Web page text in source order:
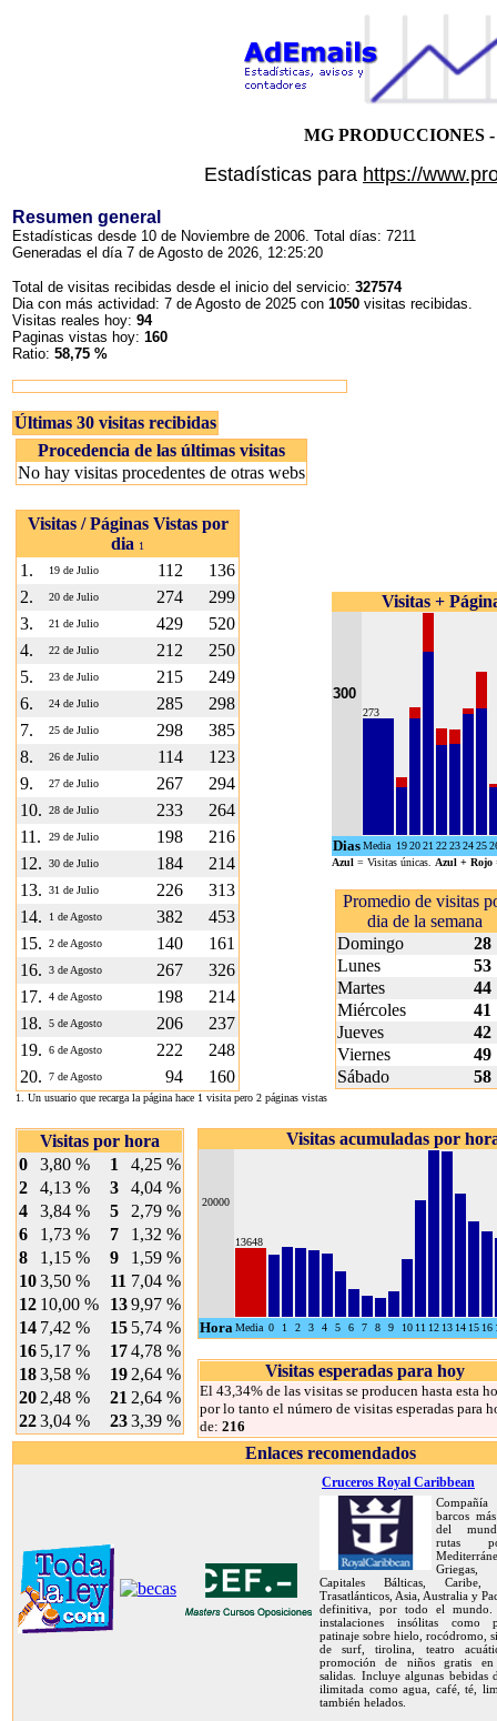
MG PRODUCCIONES
Estadísticas para https://
Resumen general
Estadísticas desde 10 de Noviembre de 2006. Total días: 7211
Generadas el día 7 de Agosto de 2026, 12:25:20
Total de visitas recibidas desde el inicio del servicio: 327574
Dia con más actividad: 7 de Agosto de 2025 con 1050 visitas recibidas.
Visitas reales hoy: 94
Paginas vistas hoy: 160
Ratio: 58,75 %
Últimas 30 visitas recibidas
Procedencia de las últimas visitas
No hay visitas procedentes de otras webs
Visitas / Páginas Vistas por
dia 1
1. 19 de Julio 112
136
2.
20 de Julio 274
299
3.
21 de Julio 429
520
4.
22 de Julio 212
250
5.
23 de Julio 215
249
6.
24 de Julio 285
298
7.
25 de Julio 298
385
8.
26 de Julio 114
123
9.
27 de Julio 267
294
10.
28 de Julio 233
264
11.
29 de Julio 198
216
12.
30 de Julio 184
214
13.
31 de Julio 226
313
14.
1 de Agosto 382
453
15.
2 de Agosto 140
161
16.
3 de Agosto 267
326
17.
4 de Agosto 198
214
18.
5 de Agosto 206
237
19.
6 de Agosto 222
248
20.
7 de Agosto 94 160
1. Un usuario que recarga la página hace 1 visita pero 2 páginas vistas
Visitas +
300
273
DiasMedia 192021 22232425
Azul = Visitas únicas. Azul + Rojo
Promedio de visitas
dia de la semana
Domingo
28
Lunes
53
Martes
44
Miércoles
41
Jueves
42
Viernes
49
Sábado
58
Visitas por hora
0
3,80 % 1
4,25 %
2
4,13 % 3
4,04 %
4
3,84 % 5
2,79 %
6
1,73 % 7
1,32 %
8
1,15 % 9
1,59 %
103,50 % 11 7,04 %
12 10,00 % 139,97 %
14 7,42 % 15 5,74 %
16 5,17 % 174,78 %
183,58 % 19 2,64 %
20 2,48 % 21 2,64 %
223,04 % 233,39 %
Visitas acumuladas por
20000
13648
HoraMedia 0 1 2 3 4 5 6 7 8 9 10 11 12 13 14 15 16
Visitas esperadas para hoy
El 43,34% de las visitas se producen hasta esta
por lo tanto el número de visitas esperadas para
de: 216
Enlaces recomendados
Cruceros Royal Caribbean
barcos
del
rutas
Griegas,
Capitales Bálticas, Caribe,
Trasatlánticos, Asia, Australia y
definitiva, por todo el mundo.
instalaciones insólitas como
patinaje sobre hielo, rocódromo,
de surf, tirolina, teatro
promoción de niños gratis en
salidas. Incluye algunas bebidas
ilimitada como agua, café, té,
también helados.